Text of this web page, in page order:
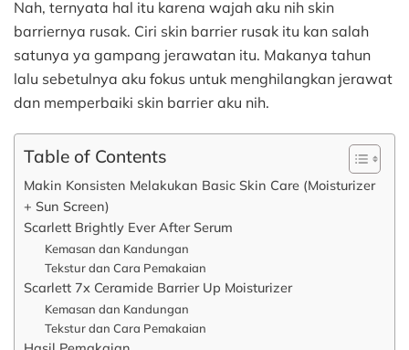
Nah, ternyata hal itu karena wajah aku nih skin
barriernya rusak. Ciri skin barrier rusak itu kan salah
satunya ya gampang jerawatan itu. Makanya tahun
lalu sebetulnya aku fokus untuk menghilangkan jerawat
dan memperbaiki skin barrier aku nih.
Table of Contents
Makin Konsisten Melakukan Basic Skin Care (Moisturizer
+ Sun Screen)
Scarlett Brightly Ever After Serum
Kemasan dan Kandungan
Tekstur dan Cara Pemakaian
Scarlett 7x Ceramide Barrier Up Moisturizer
Kemasan dan Kandungan
Tekstur dan Cara Pemakaian